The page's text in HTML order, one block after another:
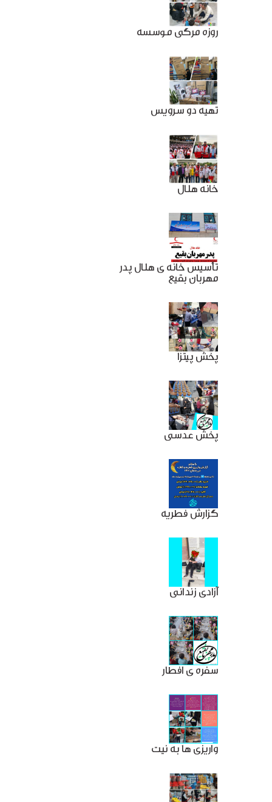
روزه مرگی موسسه
تهیه دو سرویس
خانه هلال
تأسیس خانه ی هلال پدر
مهربان بقیع
پخش پیتزا
پخش عدسی
گزارش فطریه
آزادی زندانی
سفره ی افطار
واریزی ها به نیت